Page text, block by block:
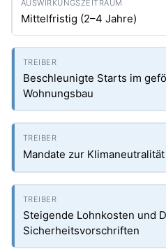
Mittelfristig (2–4 Jahre)
Beschleunigte Starts im
Wohnungsbau
Mandate zur Klimaneutralität
Steigende Lohnkosten und
Sicherheitsvorschriften